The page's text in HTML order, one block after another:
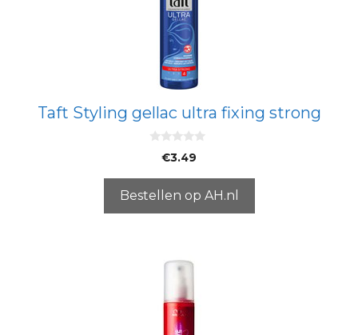
Taft Styling gellac ultra fixing strong
5
€3.49
Bestellen op AH.nl